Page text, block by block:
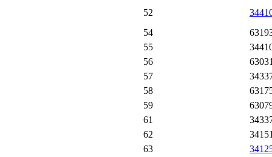
52
54
55
56
57
58
59
61
62
63